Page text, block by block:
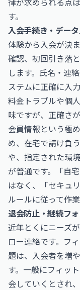
す。
入会手続き・デー
体験から入会が決
確認、初回引き落
します。氏名・連
ステムに正確に入
料金トラブルや個
味ですが、正確さ
会員情報という極
め、在宅で請け負
や、指定された環
が普通です。「自
はなく、「セキュ
ルールに従って作
退会防止・継続フ
近年とくにニーズ
ロー連絡です。フ
題は、入会者を増
す。一般にフィッ
会していくとされ